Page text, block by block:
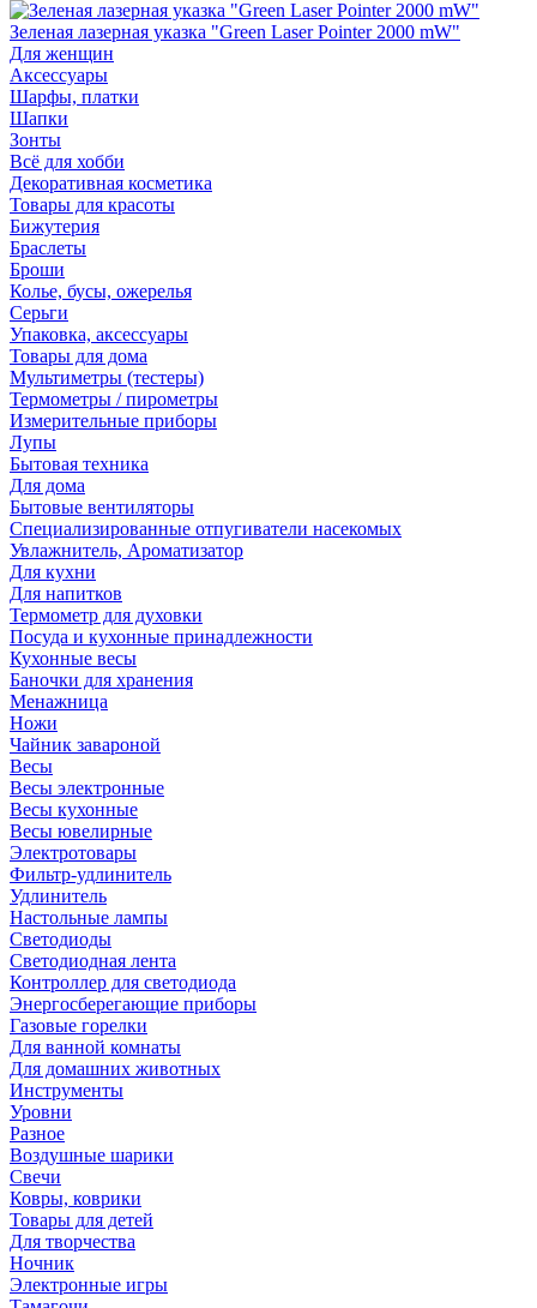
Зеленая лазерная указка "Green Laser Pointer 2000 mW"
Для женщин
Аксессуары
Шарфы, платки
Шапки
Зонты
Всё для хобби
Декоративная косметика
Товары для красоты
Бижутерия
Браслеты
Броши
Колье, бусы, ожерелья
Серьги
Упаковка, аксессуары
Товары для дома
Мультиметры (тестеры)
Термометры / пирометры
Измерительные приборы
Лупы
Бытовая техника
Для дома
Бытовые вентиляторы
Специализированные отпугиватели насекомых
Увлажнитель, Ароматизатор
Для кухни
Для напитков
Термометр для духовки
Посуда и кухонные принадлежности
Кухонные весы
Баночки для хранения
Менажница
Ножи
Чайник завароной
Весы
Весы электронные
Весы кухонные
Весы ювелирные
Электротовары
Фильтр-удлинитель
Удлинитель
Настольные лампы
Светодиоды
Светодиодная лента
Контроллер для светодиода
Энергосберегающие приборы
Газовые горелки
Для ванной комнаты
Для домашних животных
Инструменты
Уровни
Разное
Воздушные шарики
Свечи
Ковры, коврики
Товары для детей
Для творчества
Ночник
Электронные игры